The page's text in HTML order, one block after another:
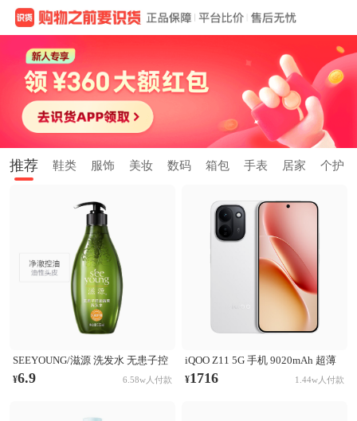
推荐 鞋类 服饰 美妆 数码 箱包 手表 居家 个护
SEEYOUNG/滋源 洗发水 无患子控
油清爽洗发水 无硅油 【油性】无
¥6.9 6.58w人付款
iQOO Z11 5G 手机 9020mAh 超薄
青海电池 165Hz护眼屏 学生 电竞
¥1716 1.44w人付款